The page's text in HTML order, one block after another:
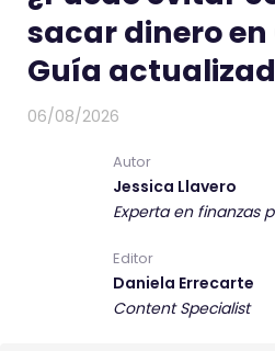
sacar dinero en
Guía
06/08/2026
Autor
Jessica Llavero
Experta en finanzas
Editor
Daniela Errecarte
Content Specialist